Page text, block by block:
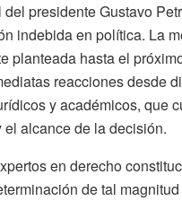
presidenteGustavo
indebida en política. La
planteada hasta el
reacciones desde
y académicos, que
el alcance de la decisión.
en derecho
de tal